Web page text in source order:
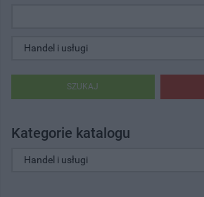
SZUKAJ
Kategorie katalogu